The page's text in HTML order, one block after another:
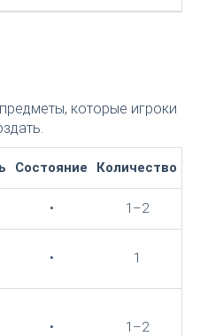
которые игроки
Состояние Количество
• 1–2
• 1
• 1–2